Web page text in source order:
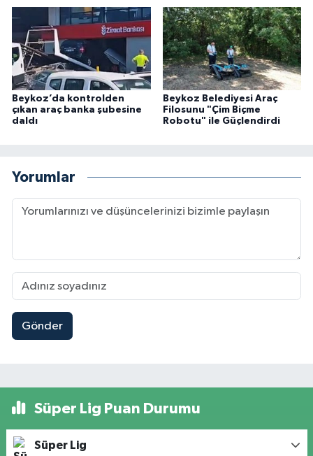
Beykoz’da kontrolden
çıkan araç banka şubesine
daldı
Beykoz Belediyesi Araç
Filosunu "Çim Biçme
Robotu" ile Güçlendirdi
Yorumlar
Gönder
Süper Lig Puan Durumu
Süper Lig